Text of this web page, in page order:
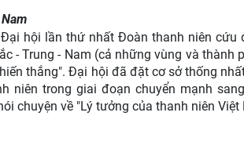
hội lần thứ nhất Đoàn thanh niên
- Trung - Nam (cả những vùng và
thắng". Đại hội đã đặt cơ sở thống
niên trong giai đoạn chuyển mạnh
chuyện về "Lý tưởng của thanh niên Việt